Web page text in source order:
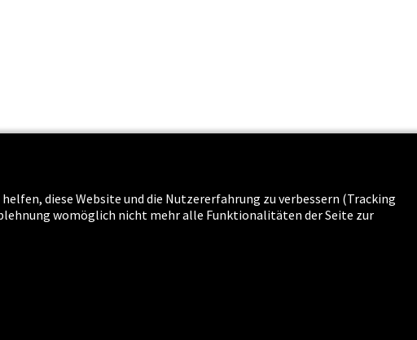
Jobs & Karriere
diese Website und die Nutzererfahrung zu verbessern (Tracking
womöglich nicht mehr alle Funktionalitäten der Seite zur